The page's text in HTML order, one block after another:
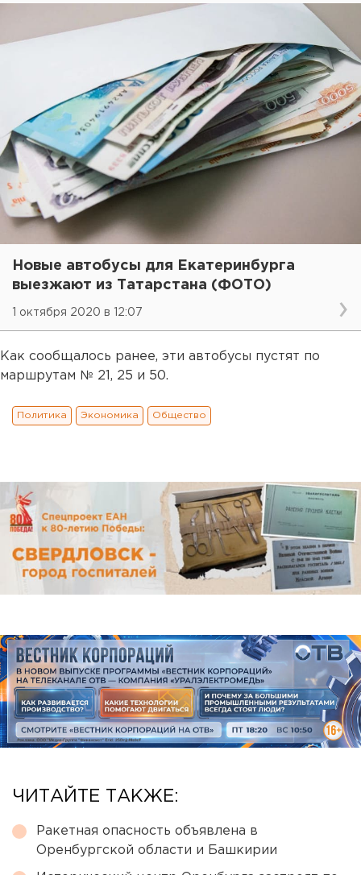
Новые автобусы для Екатеринбурга
выезжают из Татарстана (ФОТО)
1 октября 2020 в 12:07
Как сообщалось ранее, эти автобусы пустят по
маршрутам № 21, 25 и 50.
Политика Экономика Общество
ЧИТАЙТЕ ТАКЖЕ:
Ракетная опасность объявлена в
Оренбургской области и Башкирии